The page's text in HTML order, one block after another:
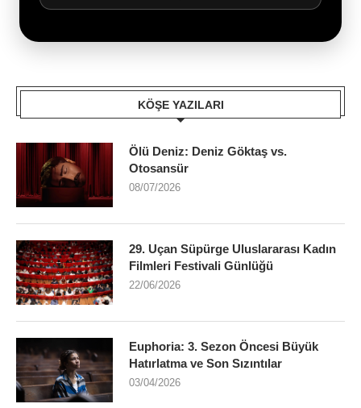
KÖŞE YAZILARI
Ölü Deniz: Deniz Göktaş vs.
Otosansür
08/07/2026
29. Uçan Süpürge Uluslararası Kadın
Filmleri Festivali Günlüğü
22/06/2026
Euphoria: 3. Sezon Öncesi Büyük
Hatırlatma ve Son Sızıntılar
03/04/2026